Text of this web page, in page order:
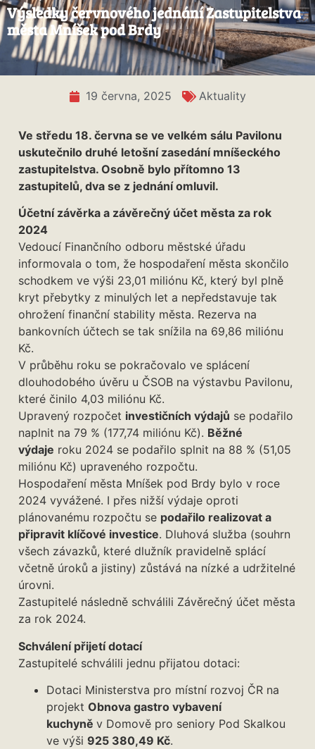
Výsledky červnového jednání Zastupitelstva
města Mníšek pod Brdy
19 června, 2025 Aktuality
Ve středu 18. června se ve velkém sálu Pavilonu
uskutečnilo druhé letošní zasedání mníšeckého
zastupitelstva. Osobně bylo přítomno 13
zastupitelů, dva se z jednání omluvil.
Účetní závěrka a závěrečný účet města za rok
2024
Vedoucí Finančního odboru městské úřadu
informovala o tom, že hospodaření města skončilo
schodkem ve výši 23,01 miliónu Kč, který byl plně
kryt přebytky z minulých let a nepředstavuje tak
ohrožení finanční stability města. Rezerva na
bankovních účtech se tak snížila na 69,86 miliónu
Kč.
V průběhu roku se pokračovalo ve splácení
dlouhodobého úvěru u ČSOB na výstavbu Pavilonu,
které činilo 4,03 miliónu Kč.
Upravený rozpočet investičních výdajů se podařilo
naplnit na 79 % (177,74 miliónu Kč). Běžné
výdaje roku 2024 se podařilo splnit na 88 % (51,05
miliónu Kč) upraveného rozpočtu.
Hospodaření města Mníšek pod Brdy bylo v roce
2024 vyvážené. I přes nižší výdaje oproti
plánovanému rozpočtu se podařilo realizovat a
připravit klíčové investice. Dluhová služba (souhrn
všech závazků, které dlužník pravidelně splácí
včetně úroků a jistiny) zůstává na nízké a udržitelné
úrovni.
Zastupitelé následně schválili Závěrečný účet města
za rok 2024.
Schválení přijetí dotací
Zastupitelé schválili jednu přijatou dotaci:
Dotaci Ministerstva pro místní rozvoj ČR na
projekt Obnova gastro vybavení
kuchyně v Domově pro seniory Pod Skalkou
ve výši 925 380,49 Kč.